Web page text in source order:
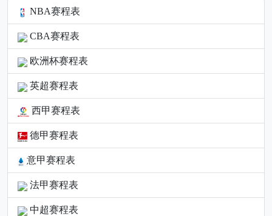
NBA赛程表
CBA赛程表
欧洲杯赛程表
英超赛程表
西甲赛程表
德甲赛程表
意甲赛程表
法甲赛程表
中超赛程表